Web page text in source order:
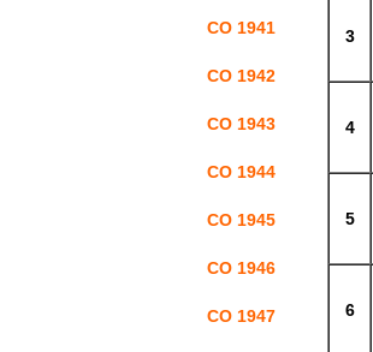
CO 1941
CO 1942
CO 1943
CO 1944
CO 1945
CO 1946
CO 1947
3
4
5
6